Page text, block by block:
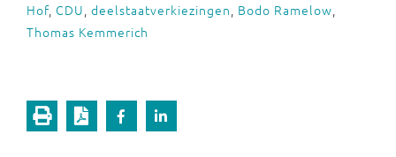
Hof, CDU, deelstaatverkiezingen, Bodo Ramelow,
Thomas Kemmerich